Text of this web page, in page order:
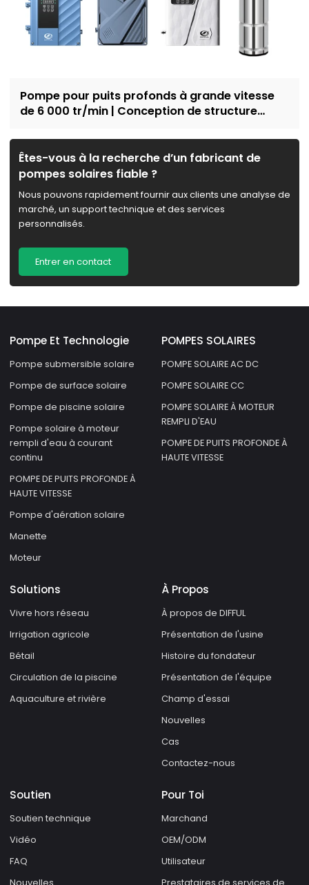
Pompe pour puits profonds à grande vitesse
de 6 000 tr/min | Conception de structure
eau domestique et irrigation | Recruter des
concessionnaires
Êtes-vous à la recherche d’un fabricant de
pompes solaires fiable ?
Nous pouvons rapidement fournir aux clients une analyse de
marché, un support technique et des services
personnalisés.
Entrer en contact
Pompe Et Technologie
Pompe submersible solaire
Pompe de surface solaire
Pompe de piscine solaire
Pompe solaire à moteur
rempli d'eau à courant
continu
POMPE DE PUITS PROFONDE À
HAUTE VITESSE
Pompe d'aération solaire
Manette
Moteur
POMPES SOLAIRES
POMPE SOLAIRE AC DC
POMPE SOLAIRE CC
POMPE SOLAIRE À MOTEUR
REMPLI D'EAU
POMPE DE PUITS PROFONDE À
HAUTE VITESSE
Solutions
Vivre hors réseau
Irrigation agricole
Bétail
Circulation de la piscine
Aquaculture et rivière
À Propos
À propos de DIFFUL
Présentation de l'usine
Histoire du fondateur
Présentation de l'équipe
Champ d'essai
Nouvelles
Cas
Contactez-nous
Soutien
Soutien technique
Vidéo
FAQ
Pour Toi
Marchand
OEM/ODM
Utilisateur